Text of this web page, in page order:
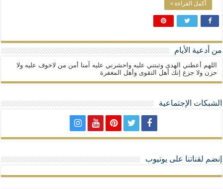
أكمل القراءة »
من أدعية الأيام
اللهم أعطني الهدى وثبتني عليه واحشرني عليه آمنا أمن من لاخوف عليه ولا
حزن ولا جزع إنك أهل التقوى وأهل المغفرة
الشبكات الإجتماعية
إنضم لقناتنا على يوتيوب